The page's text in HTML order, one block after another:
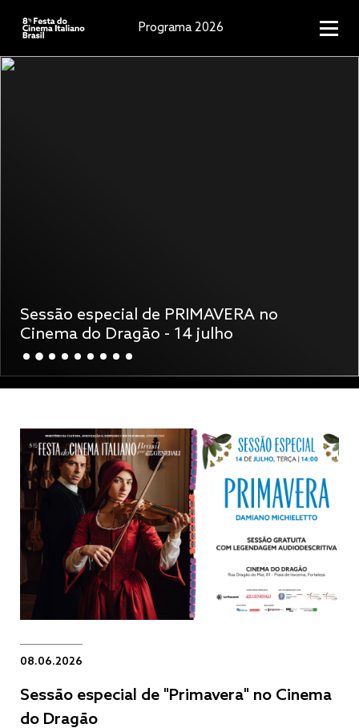
Programa 2026
Sessão especial de PRIMAVERA no
Cinema do Dragão - 14 julho
08.06.2026
Sessão especial de "Primavera" no Cinema
do Dragão